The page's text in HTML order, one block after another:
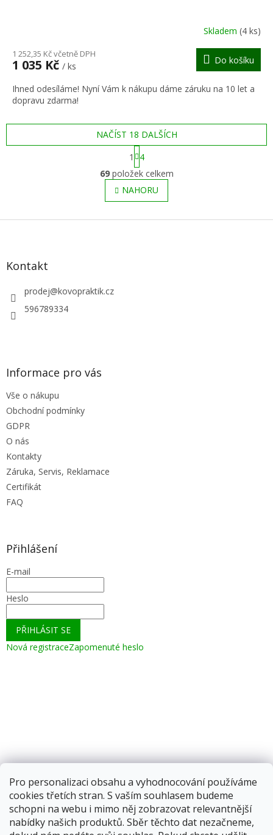
Pro personalizaci obsahu a vyhodnocování používáme
cookies třetích stran. S vaším souhlasem budeme
schopni na webu i mimo něj zobrazovat relevantnější
nabídky našich produktů. Sběr těchto dat nezačneme,
R
M
A
Skladem (4 ks)
1 252,35 Kč včetně DPH
1 035 Kč / ks
Do košíku
Ihned odesíláme! Nyní Vám k nákupu dáme záruku na 10 let a
dopravu zdarma!
O
v
l
á
NAČÍST 18 DALŠÍCH
S
t
r
á
n
k
v
1
4
69položek celkem
NAHORU
Z
Kontakt
prodej@kovopraktik.cz
596789334
Informace pro vás
Vše o nákupu
Obchodní podmínky
GDPR
O nás
Kontakty
Záruka, Servis, Reklamace
Certifikát
FAQ
Přihlášení
E-mail
Heslo
PŘIHLÁSIT SE
Nová registraceZapomenuté heslo